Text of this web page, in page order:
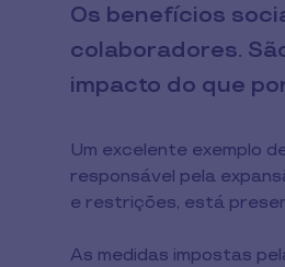
Os benefícios
colaboradores.
impacto do que
Um excelente exemplo
responsável pela
e restrições, está
As medidas impostas